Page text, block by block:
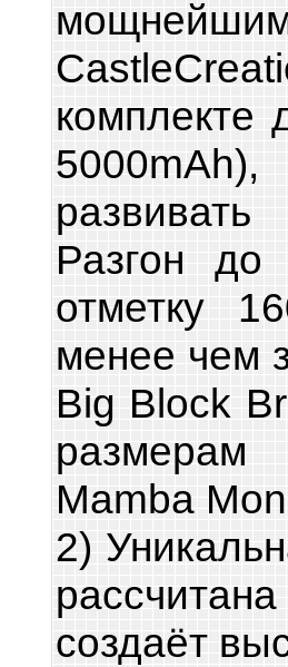
комплекте
Разгон до
отметку
менее чем
Big Block
Mamba
2)
создаёт